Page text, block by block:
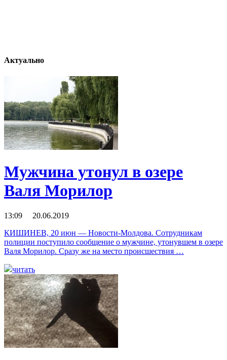
Актуально
Мужчина утонул в озере
Валя Морилор
13:09 20.06.2019
КИШИНЕВ, 20 июн — Новости-Молдова. Сотрудникам
полиции поступило сообщение о мужчине, утонувшем в озере
Валя Морилор. Сразу же на место происшествия …
читать